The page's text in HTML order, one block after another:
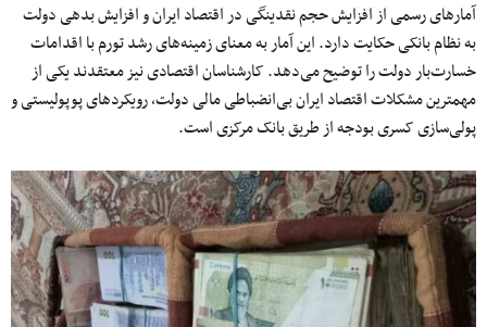
آمارهای رسمی از افزایش حجم نقدینگی در اقتصاد ایران و افزایش بدهی دولت
به نظام بانکی حکایت دارد. این آمار به معنای زمینه‌های رشد تورم با اقدامات
خسارت‌بار دولت را توضیح می‌دهد. کارشناسان اقتصادی نیز معتقدند یکی از
مهمترین مشکلات اقتصاد ایران بی‌انضباطی مالی دولت، رویکردهای پوپولیستی و
پولی‌سازی کسری بودجه از طریق بانک مرکزی است.